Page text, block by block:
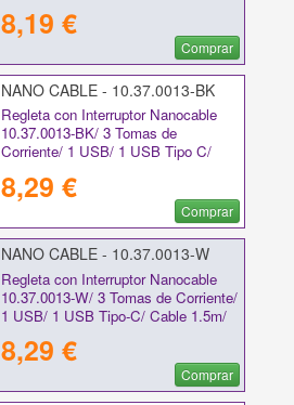
8,19 €
Comprar
NANO CABLE - 10.37.0013-BK
Regleta con Interruptor Nanocable
10.37.0013-BK/ 3 Tomas de
Corriente/ 1 USB/ 1 USB Tipo C/
8,29 €
Comprar
NANO CABLE - 10.37.0013-W
Regleta con Interruptor Nanocable
10.37.0013-W/ 3 Tomas de Corriente/
1 USB/ 1 USB Tipo-C/ Cable 1.5m/
8,29 €
Comprar